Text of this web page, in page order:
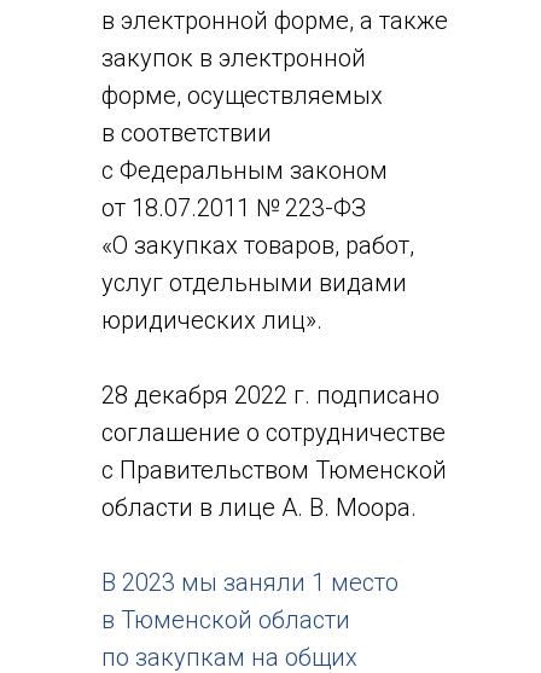
в электронной форме, а также
закупок в электронной
форме, осуществляемых
в соответствии
с Федеральным законом
от 18.07.2011 № 223-ФЗ
«О закупках товаров, работ,
услуг отдельными видами
юридических лиц».
28 декабря 2022 г. подписано
соглашение о сотрудничестве
с Правительством Тюменской
области в лице А. В. Моора.
В 2023 мы заняли 1 место
в Тюменской области
по закупкам на общих